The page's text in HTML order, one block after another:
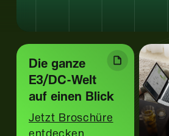
Die ganze
E3/DC-Welt
auf einen Blick
Jetzt Broschüre